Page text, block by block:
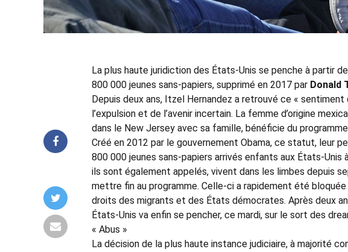
La plus haute juridiction des États-Unis se penche à partir
800 000 jeunes sans-papiers, supprimé en 2017 par Donald
Depuis deux ans, Itzel Hernandez a retrouvé ce «
l’expulsion et de l’avenir incertain. La femme d’origine
dans le New Jersey avec sa famille, bénéficie du
Créé en 2012 par le gouvernement Obama, ce statut, leur
800 000 jeunes sans-papiers arrivés enfants aux États-Unis
ils sont également appelés, vivent dans les limbes depuis
mettre fin au programme. Celle-ci a rapidement été
droits des migrants et des États démocrates. Après deux
États-Unis va enfin se pencher, ce mardi, sur le sort des
« Abus »
La décision de la plus haute instance judiciaire, à majorité